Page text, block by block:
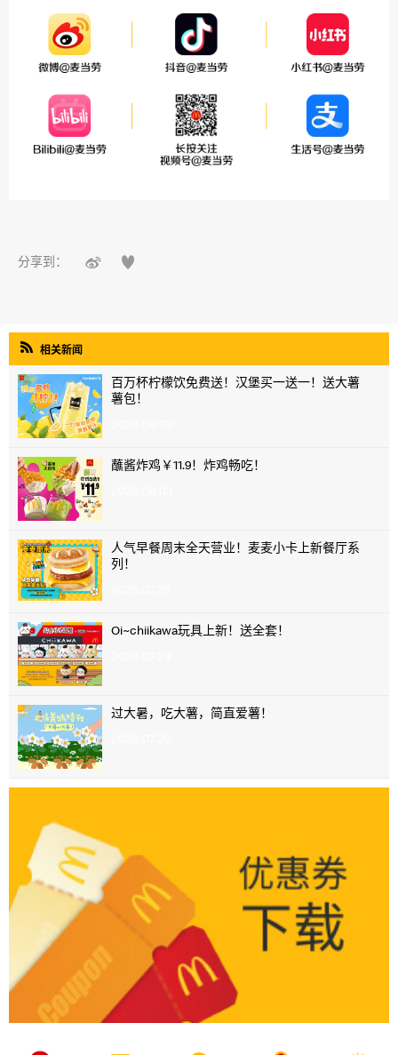
分享到：  
 相关新闻
百万杯柠檬饮免费送！汉堡买一送一！送大薯
薯包！
蘸酱炸鸡￥11.9！炸鸡畅吃！
人气早餐周末全天营业！麦麦小卡上新餐厅系
列！
Oi~chiikawa玩具上新！送全套！
过大暑，吃大薯，简直爱薯！